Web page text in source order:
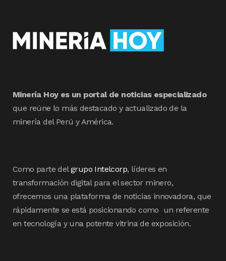
Minería Hoy es un portal de noticias especializado
que reúne lo más destacado y actualizado de la
minería del Perú y América.
Como parte delgrupo Intelcorp, líderes en
transformación digital para el sector minero,
ofrecemos una plataforma de noticias innovadora, que
rápidamente se está posicionando como un referente
en tecnología y una potente vitrina de exposición.